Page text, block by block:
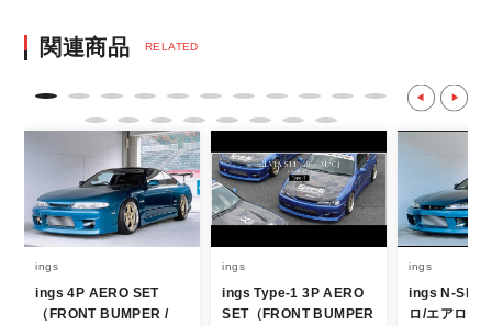
決済後の正式注文後のキャンセルや変更につい
て
・決済後の正式注文後のキャンセルや変更は
不可となりますので、商品やカラー等、お間
違い無いようお願い致します。
※商品写真は実際の商品とカラーやイメー
ジが若干異なる場合もございます。
商品名や説明等でご確認ください。
発送について
関連商品 RELATED
ings
ings 4P AERO SET
（FRONT BUMPER /
ings
ings Type-1 3P AERO
SET（FRONT BUMPER
ings
ings N-
ロ/エアロセ